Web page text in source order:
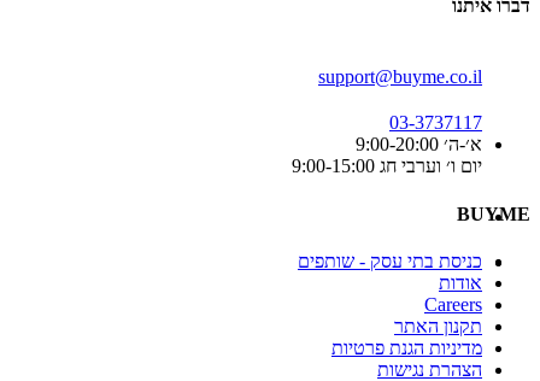
דברו איתנו
support@buyme.co.il
03-3737117
א׳-ה׳ 9:00-20:00
יום ו׳ וערבי חג 9:00-15:00
BUYME
כניסת בתי עסק - שותפים
אודות
Careers
תקנון האתר
מדיניות הגנת פרטיות
הצהרת נגישות